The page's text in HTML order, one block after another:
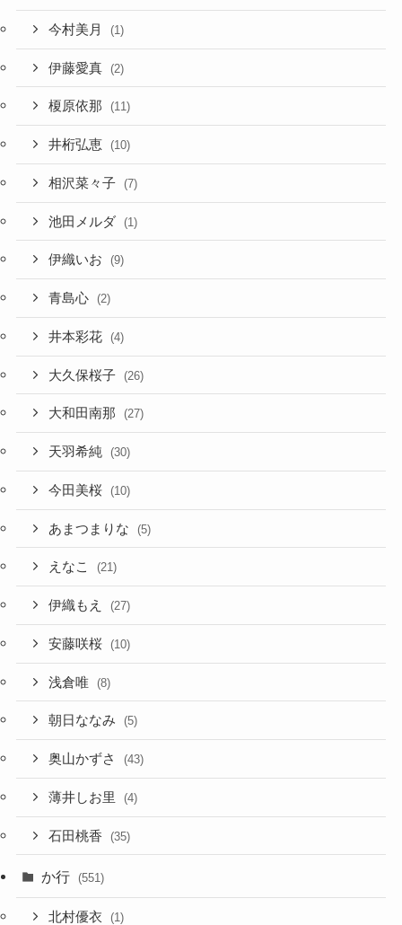
今村美月 (1)
伊藤愛真 (2)
榎原依那 (11)
井桁弘恵 (10)
相沢菜々子 (7)
池田メルダ (1)
伊織いお (9)
青島心 (2)
井本彩花 (4)
大久保桜子 (26)
大和田南那 (27)
天羽希純 (30)
今田美桜 (10)
あまつまりな (5)
えなこ (21)
伊織もえ (27)
安藤咲桜 (10)
浅倉唯 (8)
朝日ななみ (5)
奥山かずさ (43)
薄井しお里 (4)
石田桃香 (35)
か行 (551)
北村優衣 (1)